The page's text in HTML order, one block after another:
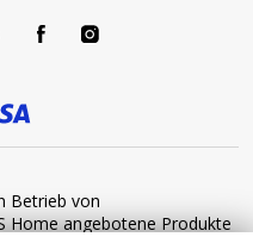
Betrieb von
Home angebotene Produkte